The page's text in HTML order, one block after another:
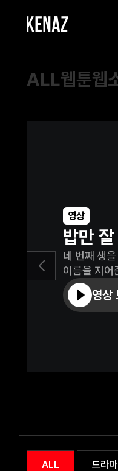
ALL웹툰웹
영상
밥만
네 번째 생
이름을 지어
신은 동백을
신의 것을
그리고 다
영상
ALL 드라마